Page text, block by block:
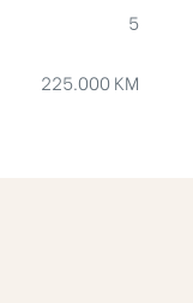
5
225.000 KM